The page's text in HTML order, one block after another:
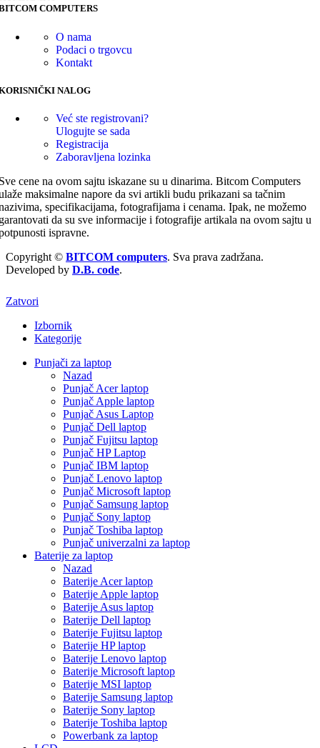
COMPUTERS
O nama
Podaci o trgovcu
Kontakt
NALOG
Već ste registrovani?
Ulogujte se sada
Registracija
Zaboravljena lozinka
cene na ovom sajtu iskazane su u dinarima. Bitcom Computers
maksimalne napore da svi artikli budu prikazani sa tačnim
specifikacijama, fotografijama i cenama. Ipak, ne možemo
da su sve informacije i fotografije artikala na ovom sajtu u
ispravne.
Copyright © BITCOM computers. Sva prava zadržana.
Developed by D.B. code.
Zatvori
Izbornik
Kategorije
Punjači za laptop
Nazad
Punjač Acer laptop
Punjač Apple laptop
Punjač Asus Laptop
Punjač Dell laptop
Punjač Fujitsu laptop
Punjač HP Laptop
Punjač IBM laptop
Punjač Lenovo laptop
Punjač Microsoft laptop
Punjač Samsung laptop
Punjač Sony laptop
Punjač Toshiba laptop
Punjač univerzalni za laptop
Baterije za laptop
Nazad
Baterije Acer laptop
Baterije Apple laptop
Baterije Asus laptop
Baterije Dell laptop
Baterije Fujitsu laptop
Baterije HP laptop
Baterije Lenovo laptop
Baterije Microsoft laptop
Baterije MSI laptop
Baterije Samsung laptop
Baterije Sony laptop
Baterije Toshiba laptop
Powerbank za laptop